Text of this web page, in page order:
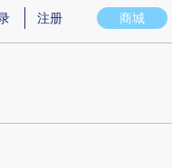
意图存在偏差。不代表财新观
商城
注册